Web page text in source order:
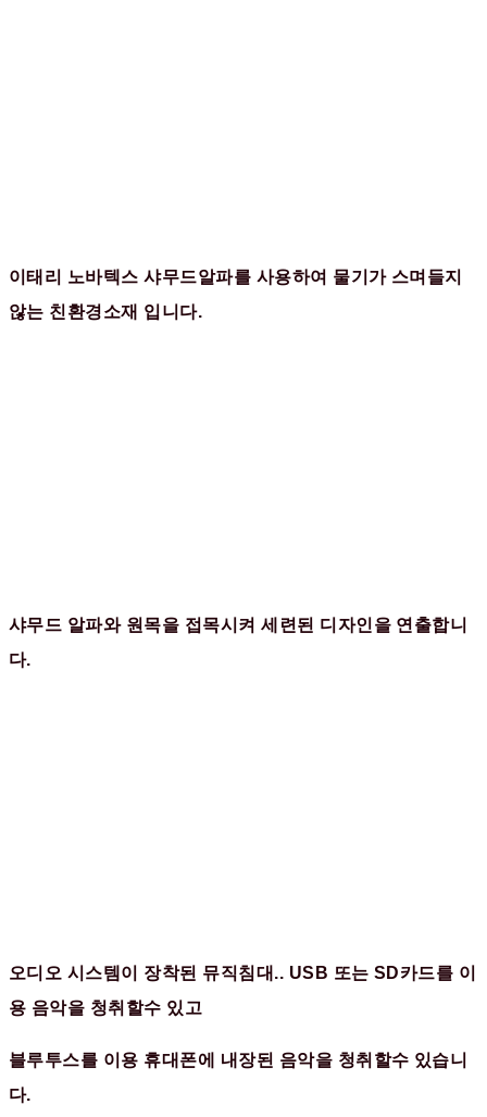
이태리 노바텍스 샤무드알파를 사용하여 물기가 스며들지
않는 친환경소재 입니다.
샤무드 알파와 원목을 접목시켜 세련된 디자인을 연출합니
다.
오디오 시스템이 장착된 뮤직침대.. USB 또는 SD카드를 이
용 음악을 청취할수 있고
블루투스를 이용 휴대폰에 내장된 음악을 청취할수 있습니
다.